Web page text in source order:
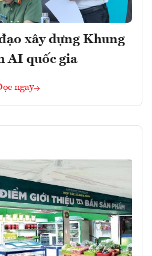
xây dựng Khung
AI quốc gia
ngay